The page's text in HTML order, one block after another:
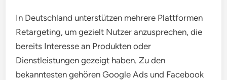
In Deutschland unterstützen mehrere Plattformen
Retargeting, um gezielt Nutzer anzusprechen, die
bereits Interesse an Produkten oder
Dienstleistungen gezeigt haben. Zu den
bekanntesten gehören Google Ads und Facebook